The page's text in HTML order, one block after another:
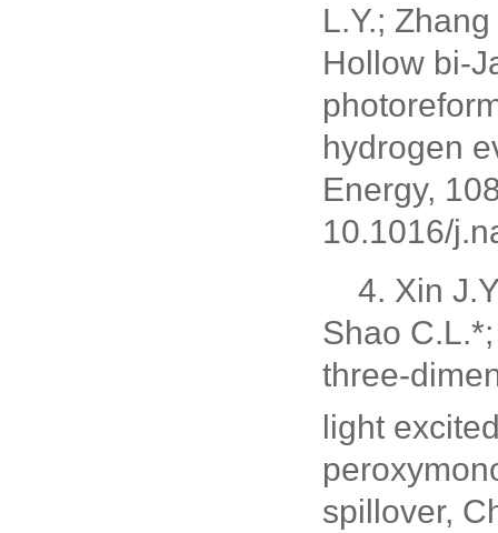
L.Y.;
Hollow bi-
hydrogen
Energy,
10.1016/
4. Xin
Shao
three-
light
spillover,